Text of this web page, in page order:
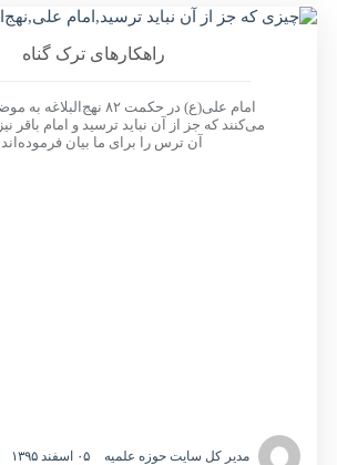
راهکارهای ترک گناه
امام علی(ع) در حکمت ۸۲
می‌کنند که جز از آن نباید ترسید و امام باقر
آن ترس را برای ما بیان
مدیر کل سایت حوزه علمیه